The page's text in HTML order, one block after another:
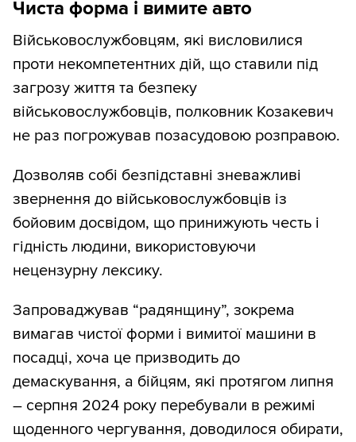
Чиста форма і вимите авто
Військовослужбовцям, які висловилися
проти некомпетентних дій, що ставили під
загрозу життя та безпеку
військовослужбовців, полковник Козакевич
не раз погрожував позасудовою розправою.
Дозволяв собі безпідставні зневажливі
звернення до військовослужбовців із
бойовим досвідом, що принижують честь і
гідність людини, використовуючи
нецензурну лексику.
Запроваджував “радянщину”, зокрема
вимагав чистої форми і вимитої машини в
посадці, хоча це призводить до
демаскування, а бійцям, які протягом липня
– серпня 2024 року перебували в режимі
щоденного чергування, доводилося обирати,